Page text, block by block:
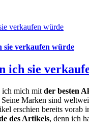
verkaufen würde
verkaufen würde
ich sie
ich mich mit der besten
Seine Marken sind
erschien bereits vorab
des Artikels, denn ich